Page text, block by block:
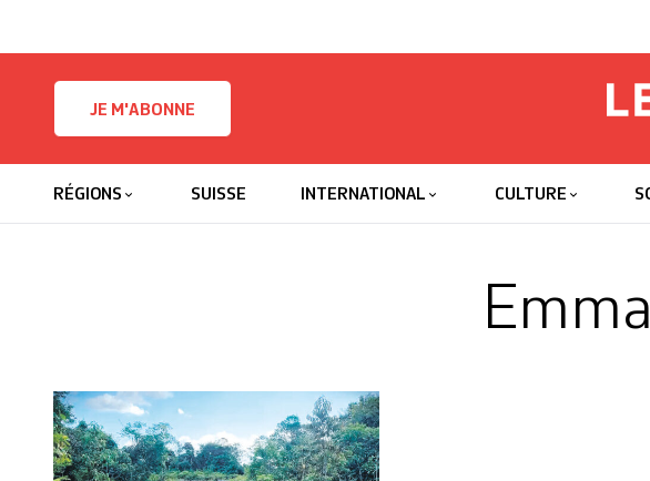
JE M'ABONNE
RÉGIONS SUISSE INTERNATIONAL CULTURE